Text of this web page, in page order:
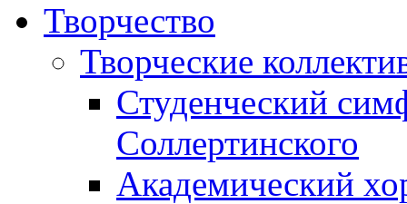
Творчество
Творческие
Студенческий
Соллертинского
Академический